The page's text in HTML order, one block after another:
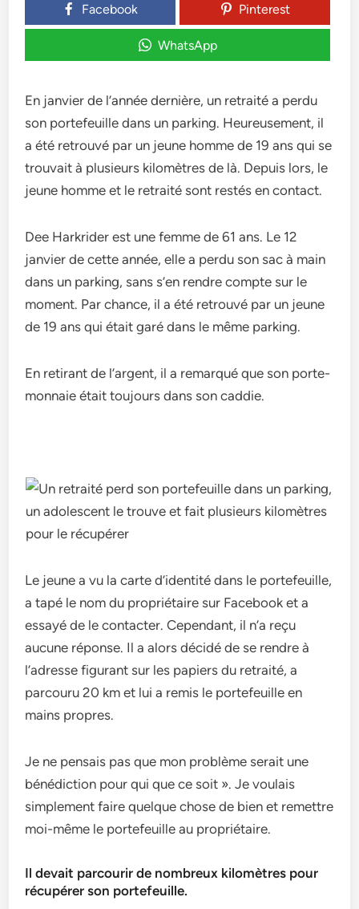
Facebook Pinterest
WhatsApp
En janvier de l’année dernière, un retraité a perdu
son portefeuille dans un parking. Heureusement, il
a été retrouvé par un jeune homme de 19 ans qui se
trouvait à plusieurs kilomètres de là. Depuis lors, le
jeune homme et le retraité sont restés en contact.
Dee Harkrider est une femme de 61 ans. Le 12
janvier de cette année, elle a perdu son sac à main
dans un parking, sans s’en rendre compte sur le
moment. Par chance, il a été retrouvé par un jeune
de 19 ans qui était garé dans le même parking.
En retirant de l’argent, il a remarqué que son porte-
monnaie était toujours dans son caddie.
Le jeune a vu la carte d’identité dans le portefeuille,
a tapé le nom du propriétaire sur Facebook et a
essayé de le contacter. Cependant, il n’a reçu
aucune réponse. Il a alors décidé de se rendre à
l’adresse figurant sur les papiers du retraité, a
parcouru 20 km et lui a remis le portefeuille en
mains propres.
Je ne pensais pas que mon problème serait une
bénédiction pour qui que ce soit ». Je voulais
simplement faire quelque chose de bien et remettre
moi-même le portefeuille au propriétaire.
Il devait parcourir de nombreux kilomètres pour
récupérer son portefeuille.